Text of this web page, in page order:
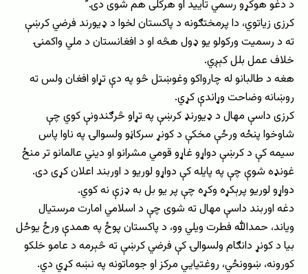
د دغو هوکړو رسمي تایید او هرکلی هم شوی دی.”
کرزی زیاتوي، دا پرمختګونه د پاکستان لخوا د ډیورند فرضي کرښې
ته د رسمیت ورکولو یو ډول هڅه او د افغانستان د ملي واکمنۍ
خلاف عمل بلل کېږي.
هغه د طالبانو له چارواکو وغوښتل څو په دې تړاو افغان ولس ته
روښانه وضاحت وړاندې کړي.
کرزی داسې مهال د ډیورنډ کرښې په تړاو څرګندونې کوي چې
شاوخوا پنځه ورځې مخکې د کونړ سرکاڼو ولسوالۍ په ناوا پاس
سیمه کې د کرښې دواړو غاړو قومي مشرانو او دیني عالمانو تر منځ
غونډه شوې چې په پایله کې دواړو لوریو د اوربند اعلان کړی دی.
دواړو لوریو پرېکړه وکړه چې پر یو بل به ډزې نه کوي.
دغه اوربند داسې مهال ته شوی چې د اسلامي امارت مرستیال
ویاند، حمدالله فطرت ويلي وو، د پاکستان پوځ په همدې ورځ یوځل
بیا د کونړ دانګام ولسوالۍ کې فرضي کرښې ته څېرمه د عامو خلکو
کورونه، ښوونځي، روغتیايي مرکز او جوماتونه په نښه کړي دي.